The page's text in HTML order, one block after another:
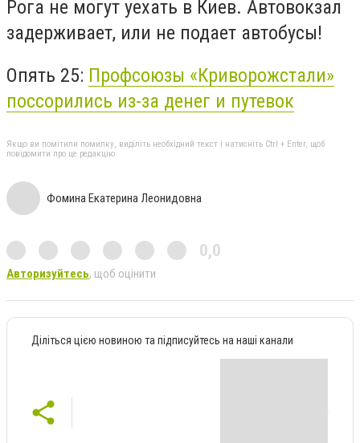
Рога не могут уехать в Киев. Автовокзал
задерживает, или не подает автобусы!
Опять 25: Профсоюзы «Криворожстали»
поссорились из-за денег и путевок
Якщо ви помітили помилку, виділіть необхідний текст і натисніть Ctrl + Enter, щоб
повідомити про це редакцію
Фомина Екатерина Леонидовна
0,0
Авторизуйтесь, щоб оцінити
Діліться цією новиною та підписуйтесь на наші канали